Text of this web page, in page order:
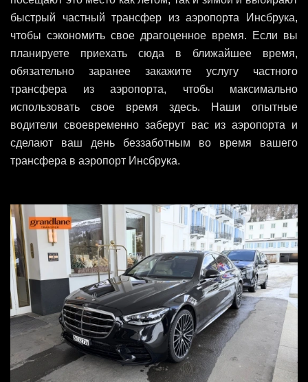
быстрый частный трансфер из аэропорта Инсбрука,
чтобы сэкономить свое драгоценное время. Если вы
планируете приехать сюда в ближайшее время,
обязательно заранее закажите услугу частного
трансфера из аэропорта, чтобы максимально
использовать свое время здесь. Наши опытные
водители своевременно заберут вас из аэропорта и
сделают ваш день беззаботным во время вашего
трансфера в аэропорт Инсбрука.